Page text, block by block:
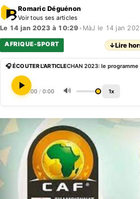
Romaric Déguénon
Voir tous ses articles
Le 14 jan 2023 à 10:29• MàJ le 14 jan
AFRIQUE-SPORT ↓Lire
🎧 ÉCOUTER L'ARTICLE
0:00 / 0:00 🔊 1x